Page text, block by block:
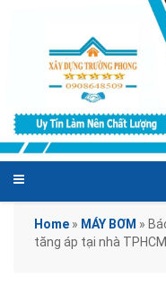
Home » MÁY BƠM »
tăng áp tại nhà